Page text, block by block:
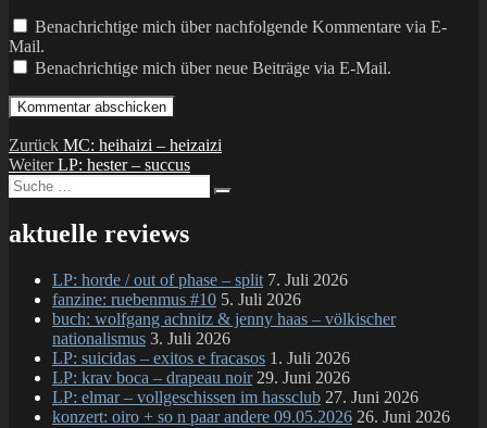
Benachrichtige mich über nachfolgende Kommentare via E-
Mail.
Benachrichtige mich über neue Beiträge via E-Mail.
Beitragsnavigation
Zurück Vorheriger
Beitrag:
MC: heihaizi – heizaizi
Weiter Nächster
LP: hester – succus
Suche
nach:
aktuelle reviews
LP: horde / out of phase – split 7. Juli 2026
fanzine: ruebenmus #10 5. Juli 2026
buch: wolfgang achnitz & jenny haas – völkischer
nationalismus 3. Juli 2026
LP: suicidas – exitos e fracasos 1. Juli 2026
LP: krav boca – drapeau noir 29. Juni 2026
LP: elmar – vollgeschissen im hassclub 27. Juni 2026
konzert: oiro + so n paar andere 09.05.2026 26. Juni 2026